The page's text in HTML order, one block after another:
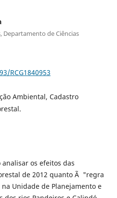
Departamento de Ciências
RCG1840953
Ambiental, Cadastro
os efeitos das
de 2012 quanto Ã "regra
Unidade de Planejamento e